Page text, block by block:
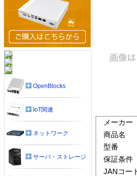
メーカー
商品名
型番
保証条件
JANコー
OpenBlocks
IoT関連
ネットワーク
サーバ・ストレージ